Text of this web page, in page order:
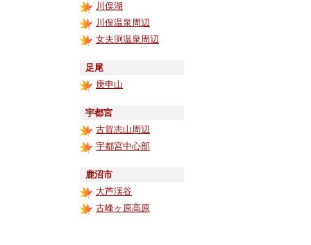
川俣湖
川俣温泉周辺
女夫渕温泉周辺
足尾
庚申山
宇都宮
古賀志山周辺
宇都宮中心部
鹿沼市
大芦渓谷
古峰ヶ原高原